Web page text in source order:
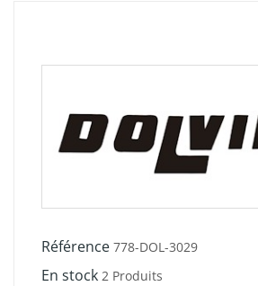
Référence 778-DOL-3029
En stock 2 Produits